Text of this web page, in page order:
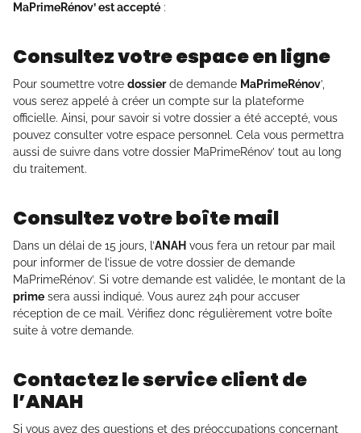
MaPrimeRénov’ est accepté :
Consultez votre espace en ligne
Pour soumettre votre dossierde demande MaPrimeRénov’,
vous serez appelé à créer un compte sur la plateforme
officielle. Ainsi, pour savoir si votre dossier a été accepté, vous
pouvez consulter votre espace personnel. Cela vous permettra
aussi de suivre dans votre dossier MaPrimeRénov’ tout au long
du traitement.
Consultez votre boîte mail
Dans un délai de 15 jours, l’ANAH vous fera un retour par mail
pour informer de l’issue de votre dossier de demande
MaPrimeRénov’. Si votre demande est validée, le montant de la
prime sera aussi indiqué. Vous aurez 24h pour accuser
réception de ce mail. Vérifiez donc régulièrement votre boîte
suite à votre demande.
Contactez le service client de
l’ANAH
Si vous avez des questions et des préoccupations concernant